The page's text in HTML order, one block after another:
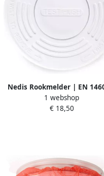
Nedis Rookmelder | EN
85 dB | Wit | 1 stuks
DTCTSL30WT
1 webshop
€ 18,50